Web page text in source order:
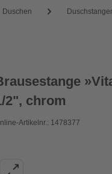
Duschen
2", chrom
Artikelnr.: 1478377